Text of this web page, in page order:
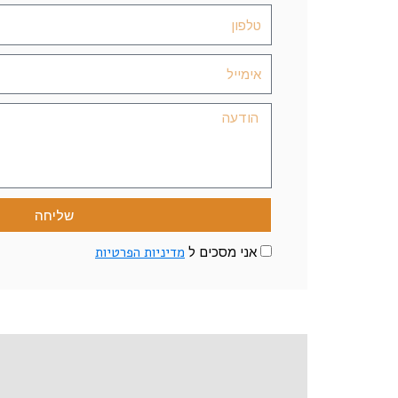
אני מסכים ל מדיניות הפרטיות
שליחה